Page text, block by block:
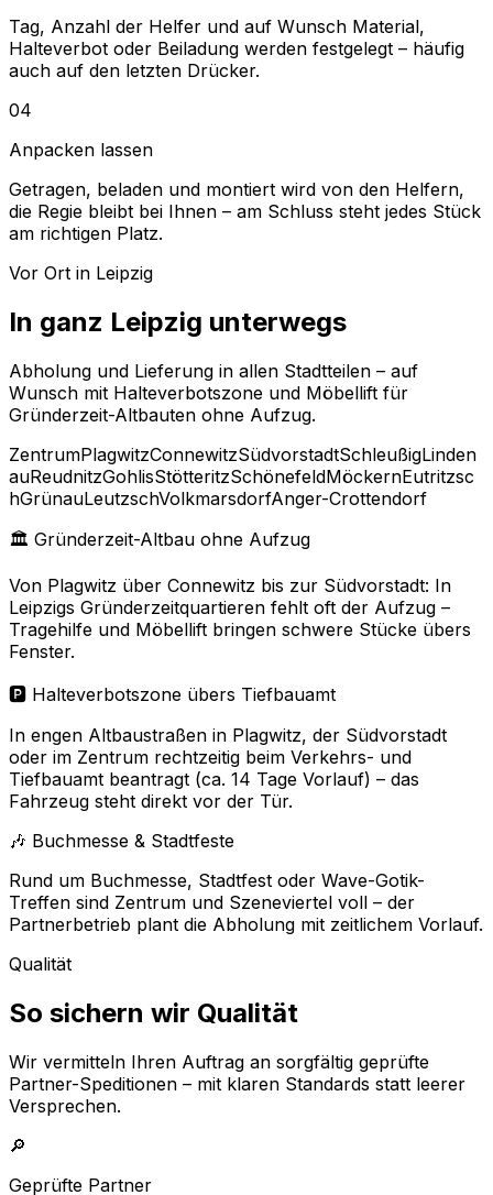
Tag, Anzahl der Helfer und auf Wunsch Material,
Halteverbot oder Beiladung werden festgelegt – häufig
auch auf den letzten Drücker.
04
Anpacken lassen
Getragen, beladen und montiert wird von den Helfern,
die Regie bleibt bei Ihnen – am Schluss steht jedes Stück
am richtigen Platz.
Vor Ort in Leipzig
In ganz Leipzig unterwegs
Abholung und Lieferung in allen Stadtteilen – auf
Wunsch mit Halteverbotszone und Möbellift für
Gründerzeit-Altbauten ohne Aufzug.
ZentrumPlagwitzConnewitzSüdvorstadtSchleußigLinden
auReudnitzGohlisStötteritzSchönefeldMöckernEutritzsc
hGrünauLeutzschVolkmarsdorfAnger-Crottendorf
🏛️ Gründerzeit-Altbau ohne Aufzug
Von Plagwitz über Connewitz bis zur Südvorstadt: In
Leipzigs Gründerzeitquartieren fehlt oft der Aufzug –
Tragehilfe und Möbellift bringen schwere Stücke übers
Fenster.
🅿️ Halteverbotszone übers Tiefbauamt
In engen Altbaustraßen in Plagwitz, der Südvorstadt
oder im Zentrum rechtzeitig beim Verkehrs- und
Tiefbauamt beantragt (ca. 14 Tage Vorlauf) – das
Fahrzeug steht direkt vor der Tür.
🎶 Buchmesse & Stadtfeste
Rund um Buchmesse, Stadtfest oder Wave-Gotik-
Treffen sind Zentrum und Szeneviertel voll – der
Partnerbetrieb plant die Abholung mit zeitlichem Vorlauf.
Qualität
So sichern wir Qualität
Wir vermitteln Ihren Auftrag an sorgfältig geprüfte
Partner-Speditionen – mit klaren Standards statt leerer
Versprechen.
🔎
Geprüfte Partner